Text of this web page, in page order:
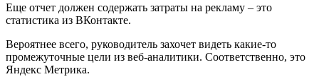
Еще отчет должен содержать затраты на рекламу – это
статистика из ВКонтакте.
Вероятнее всего, руководитель захочет видеть какие-то
промежуточные цели из веб-аналитики. Соответственно, это
Яндекс Метрика.